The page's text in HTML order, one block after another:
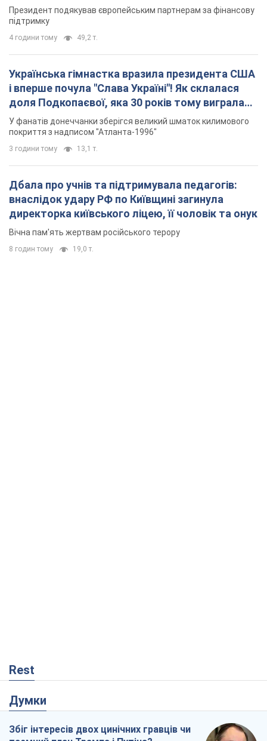
Президент подякував європейським партнерам за фінансову
підтримку
4 години тому 49,2 т.
Українська гімнастка вразила президента США
і вперше почула "Слава Україні"! Як склалася
доля Подкопаєвої, яка 30 років тому виграла
"золото" Олімпіади
У фанатів донеччанки зберігся великий шматок килимового
покриття з надписом "Атланта-1996"
3 години тому 13,1 т.
Дбала про учнів та підтримувала педагогів:
внаслідок удару РФ по Київщині загинула
директорка київського ліцею, її чоловік та онук
Вічна пам'ять жертвам російського терору
8 годин тому 19,0 т.
Rest
Думки
Збіг інтересів двох цинічних гравців чи